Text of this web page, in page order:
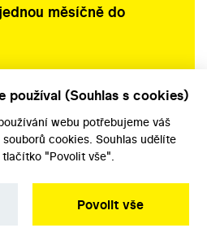
měsíčně do
používal (Souhlas s cookies)
webu potřebujeme váš
cookies. Souhlas udělíte
"Povolit vše".
Povolit vše